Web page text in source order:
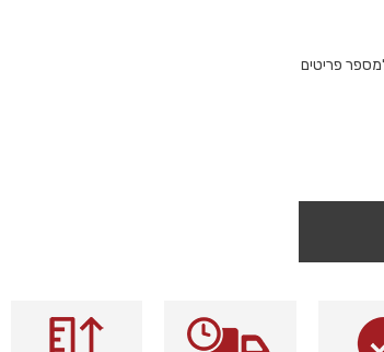
פריטים